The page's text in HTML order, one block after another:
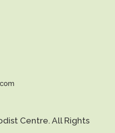
Centre. All Rights